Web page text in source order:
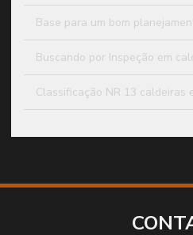
Base para um bom
Buscando por Inspeção em
Classificação NR 13 caldeiras